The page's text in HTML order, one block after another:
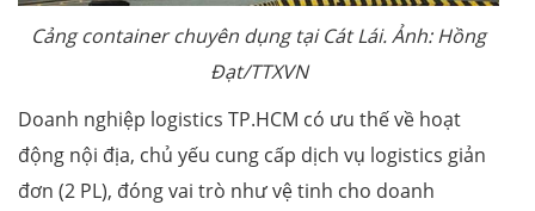
Cảng container chuyên dụng tại Cát Lái. Ảnh: Hồng
Đạt/TTXVN
Doanh nghiệp logistics TP.HCM có ưu thế về hoạt
động nội địa, chủ yếu cung cấp dịch vụ logistics giản
đơn (2 PL), đóng vai trò như vệ tinh cho doanh